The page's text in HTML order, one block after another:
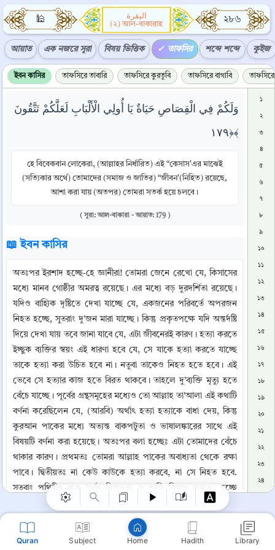
Quran Subject Home Hadith Library
🕌
البقرة
(২) আল-বাকারাহ
২৮৬
আয়াত এক নজরে সূরা বিষয় ভিত্তিক তাফসির শব্দে শব্দে কুইজ
ইবন কাসির তাফসিরে তাবারি তাফসিরে কুরতুবি তাফসিরে বাগাবি তাফসিরে
وَلَكُمْ فِي الْقِصَاصِ حَيَاةٌ يَا أُولِي الْأَلْبَابِ لَعَلَّكُمْ تَتَّقُونَ
﴿١٧٩﴾
হে বিবেকবান লোকেরা, (আল্লাহর নির্ধারিত) এই “কেসাস'এর মাঝেই
(সত্যিকার অর্থে) তোমাদের (সমাজ ও জাতির) “জীবন'(নিহিত) রয়েছে,
আশা করা যায় (অতপর) তোমরা সতর্ক হয়ে চলবে।
( সূরা: আল-বাকারা - আয়াত: 179 )
📖 ইবন কাসির
অতঃপর ইরশাদ হচ্ছে-হে জ্ঞানীরা! তোমরা জেনে রেখো যে, কিসাসের
মধ্যে মানব গোষ্ঠীর অমরত্ব রয়েছে। এর মধ্যে বড় দুরদর্শিতা রয়েছে।
যদিও বাহ্যিক দৃষ্টিতে দেখা যাচ্ছে যে, একজনের পরিবর্তে অপরজন
নিহত হচ্ছে, সুতরাং দু’জন মারা যাচ্ছে। কিন্তু প্রকৃতপক্ষে যদি অন্তর্দষ্টি
দিয়ে দেখা যায় তবে জানা যাবে যে, এটা জীবনেরই কারণ। হত্যা করতে
ইচ্ছুক ব্যক্তির স্বয়ং এই ধারণা হবে যে, সে যাকে হত্যা করতে যাচ্ছে
তাকে হত্যা করা উচিত হবে না। নতুবা তাকেও নিহত হতে হবে। এই
ভেবে সে হত্যার কাজ হতে বিরত থাকবে। তাহলে দু’ব্যক্তি মৃত্যু হতে
বেঁচে যাচ্ছে। পূর্বের গ্রন্থসমূহের মধ্যেও তো আল্লাহ তা'আলা এই কথাটি
বর্ণনা করেছিলেন যে, (আরবি) অর্থাৎ হত্যা হত্যাকে বাধা দেয়, কিন্তু
কুরআন পাকের মধ্যে অত্যন্ত বাকপটুতা ও ভাষালঙ্কারের সাথে এই
বিষয়টি বর্ণনা করা হয়েছে। অতঃপর বলা হচ্ছেঃ এটা তোমাদের বেঁচে
থাকার কারণ। প্রথমতঃ তোমরা আল্লাহ পাকের অবাধ্যতা থেকে রক্ষা
পাবে। দ্বিতীয়তঃ না কেউ কাউকে হত্যা করবে, না সে নিহত হবে.
সুতরাং পৃথিবীর বুকে সর্বত্র নিরাপত্তা ও শান্তি বিরাজ করবে। হচ্ছে
প্রত্যেক পুণ্যের কাজ করা এবং প্রত্যেক পাপের কাজ ছেড়ে দেয়ার
১
২
৩
৪
৫
৬
৭
৮
৯
১০
১১
১২
১৩
১৪
১৫
১৬
১৭
১৮
১৯
২০
২১
২২
২৩
২৪
২৬
Copy